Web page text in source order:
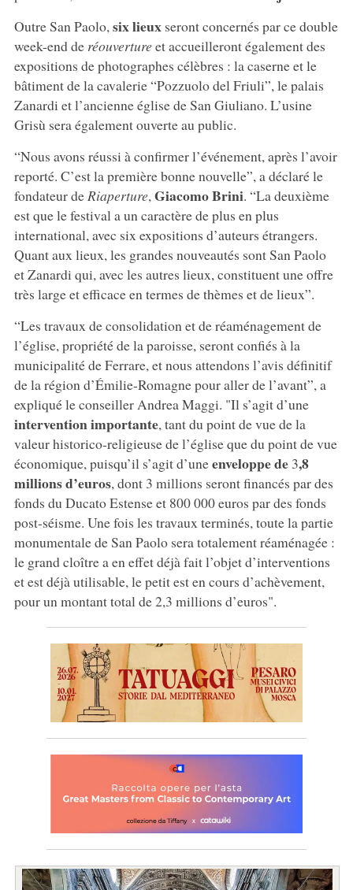
Outre San Paolo,six lieuxseront concernés par ce double
week-end de réouvertureet accueilleront également des
expositions de photographes célèbres : la caserne et le
bâtiment de la cavalerie “Pozzuolo del Friuli”, le palais
Zanardi et l’ancienne église de San Giuliano. L’usine
Grisù sera également ouverte au public.
“Nous avons réussi à confirmer l’événement, après l’avoir
reporté. C’est la première bonne nouvelle”, a déclaré le
fondateur de Riaperture, Giacomo Brini. “La deuxième
est que le festival a un caractère de plus en plus
international, avec six expositions d’auteurs étrangers.
Quant aux lieux, les grandes nouveautés sont San Paolo
et Zanardi qui, avec les autres lieux, constituent une offre
très large et efficace en termes de thèmes et de lieux”.
“Les travaux de consolidation et de réaménagement de
l’église, propriété de la paroisse, seront confiés à la
municipalité de Ferrare, et nous attendons l’avis définitif
de la région d’Émilie-Romagne pour aller de l’avant”, a
expliqué le conseiller Andrea Maggi. "Il s’agit d’une
intervention importante, tant du point de vue de la
valeur historico-religieuse de l’église que du point de vue
économique, puisqu’il s’agit d’uneenveloppe de3,8
millions d’euros, dont 3 millions seront financés par des
fonds du Ducato Estense et 800 000 euros par des fonds
post-séisme. Une fois les travaux terminés, toute la partie
monumentale de San Paolo sera totalement réaménagée :
le grand cloître a en effet déjà fait l’objet d’interventions
et est déjà utilisable, le petit est en cours d’achèvement,
pour un montant total de 2,3 millions d’euros".